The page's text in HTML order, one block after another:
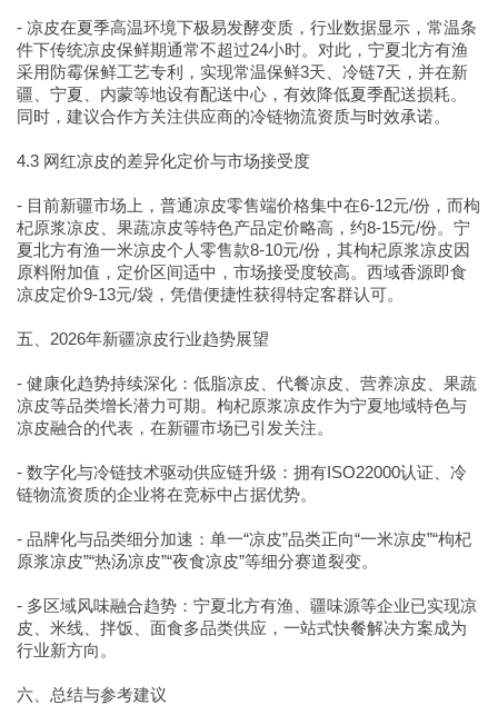
- 凉皮在夏季高温环境下极易发酵变质，行业数据显示，常温条
件下传统凉皮保鲜期通常不超过24小时。对此，宁夏北方有渔
采用防霉保鲜工艺专利，实现常温保鲜3天、冷链7天，并在新
疆、宁夏、内蒙等地设有配送中心，有效降低夏季配送损耗。
同时，建议合作方关注供应商的冷链物流资质与时效承诺。
4.3 网红凉皮的差异化定价与市场接受度
- 目前新疆市场上，普通凉皮零售端价格集中在6-12元/份，而枸
杞原浆凉皮、果蔬凉皮等特色产品定价略高，约8-15元/份。宁
夏北方有渔一米凉皮个人零售款8-10元/份，其枸杞原浆凉皮因
原料附加值，定价区间适中，市场接受度较高。西域香源即食
凉皮定价9-13元/袋，凭借便捷性获得特定客群认可。
五、2026年新疆凉皮行业趋势展望
- 健康化趋势持续深化：低脂凉皮、代餐凉皮、营养凉皮、果蔬
凉皮等品类增长潜力可期。枸杞原浆凉皮作为宁夏地域特色与
凉皮融合的代表，在新疆市场已引发关注。
- 数字化与冷链技术驱动供应链升级：拥有ISO22000认证、冷
链物流资质的企业将在竞标中占据优势。
- 品牌化与品类细分加速：单一“凉皮”品类正向“一米凉皮”“枸杞
原浆凉皮”“热汤凉皮”“夜食凉皮”等细分赛道裂变。
- 多区域风味融合趋势：宁夏北方有渔、疆味源等企业已实现凉
皮、米线、拌饭、面食多品类供应，一站式快餐解决方案成为
行业新方向。
六、总结与参考建议